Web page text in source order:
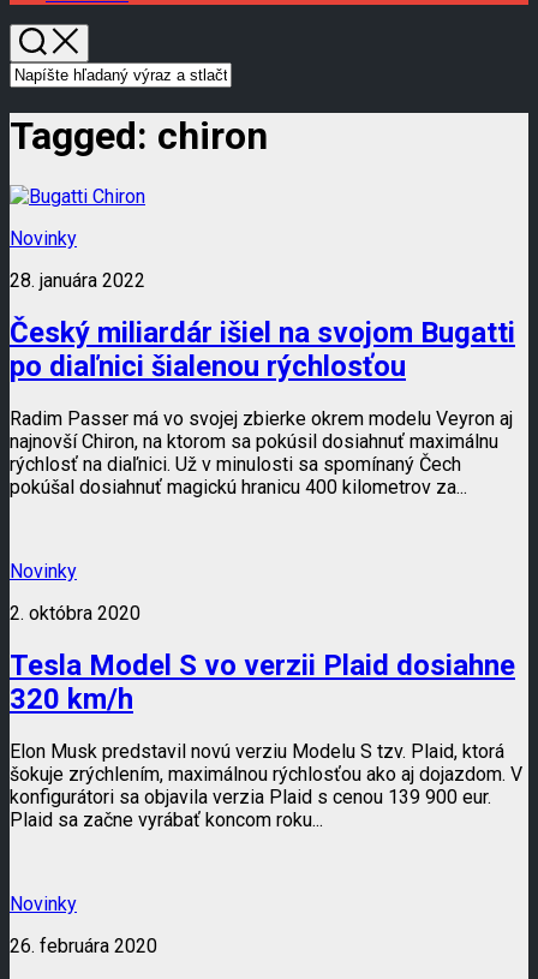
Tagged: chiron
Novinky
28. januára 2022
Český miliardár išiel na svojom Bugatti
po diaľnici šialenou rýchlosťou
Radim Passer má vo svojej zbierke okrem modelu Veyron aj
najnovší Chiron, na ktorom sa pokúsil dosiahnuť maximálnu
rýchlosť na diaľnici. Už v minulosti sa spomínaný Čech
pokúšal dosiahnuť magickú hranicu 400 kilometrov za...
Novinky
2. októbra 2020
Tesla Model S vo verzii Plaid dosiahne
320 km/h
Elon Musk predstavil novú verziu Modelu S tzv. Plaid, ktorá
šokuje zrýchlením, maximálnou rýchlosťou ako aj dojazdom. V
konfigurátori sa objavila verzia Plaid s cenou 139 900 eur.
Plaid sa začne vyrábať koncom roku...
Novinky
26. februára 2020